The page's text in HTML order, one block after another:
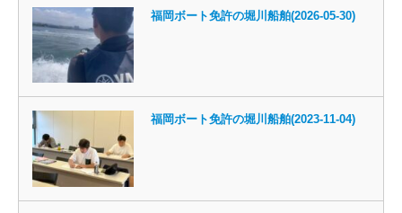
福岡ボート免許の堀川船舶(2026-05-30)
福岡ボート免許の堀川船舶(2023-11-04)